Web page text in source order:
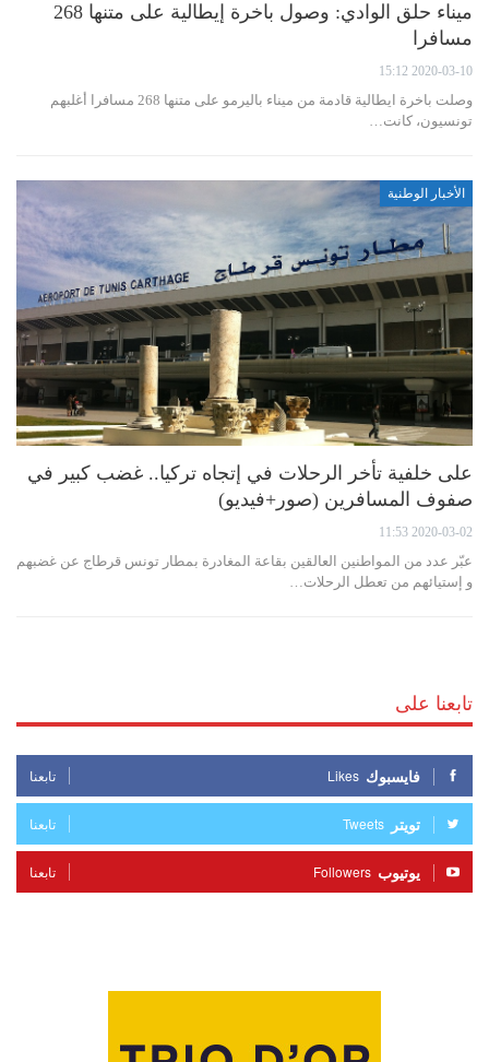
ميناء حلق الوادي: وصول باخرة إيطالية على متنها 268
مسافرا
2020-03-10 15:12
وصلت باخرة ايطالية قادمة من ميناء باليرمو على متنها 268 مسافرا أغلبهم
تونسيون، كانت…
الأخبار الوطنية
على خلفية تأخر الرحلات في إتجاه تركيا.. غضب كبير في
صفوف المسافرين (صور+فيديو)
2020-03-02 11:53
عبّر عدد من المواطنين العالقين بقاعة المغادرة بمطار تونس قرطاج عن غضبهم
و إستيائهم من تعطل الرحلات…
تابعنا على
فايسبوك Likes تابعنا
تويتر Tweets تابعنا
يوتيوب Followers تابعنا